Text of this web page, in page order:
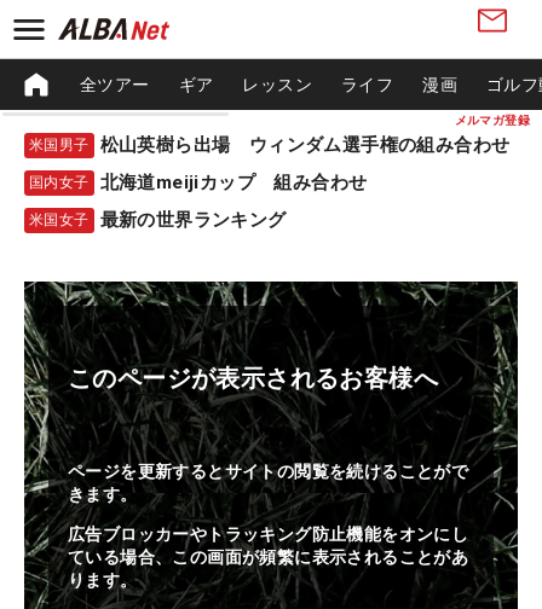
メルマガ登録
全ツアー ギア レッスン ライフ 漫画 ゴル
米国男子 松山英樹ら出場 ウィンダム選手権の組み合わせ
国内女子 北海道meijiカップ 組み合わせ
米国女子 最新の世界ランキング
このページが表示されるお客様へ
ページを更新するとサイトの閲覧を続けることがで
きます。
広告ブロッカーやトラッキング防止機能をオンにし
ている場合、この画面が頻繁に表示されることがあ
ります。